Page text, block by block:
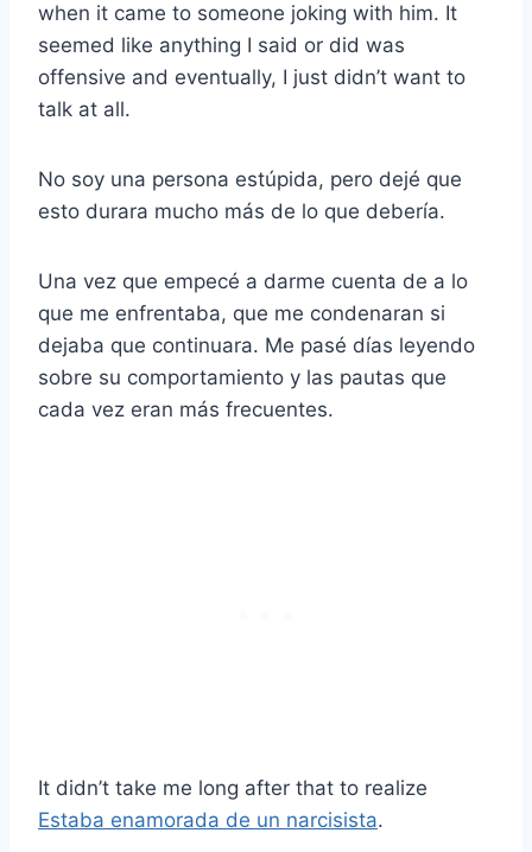
when it came to someone joking with him. It
seemed like anything I said or did was
offensive and eventually, I just didn’t want to
talk at all.
No soy una persona estúpida, pero dejé que
esto durara mucho más de lo que debería.
Una vez que empecé a darme cuenta de a lo
que me enfrentaba, que me condenaran si
dejaba que continuara. Me pasé días leyendo
sobre su comportamiento y las pautas que
cada vez eran más frecuentes.
It didn’t take me long after that to realize
Estaba enamorada de un narcisista.